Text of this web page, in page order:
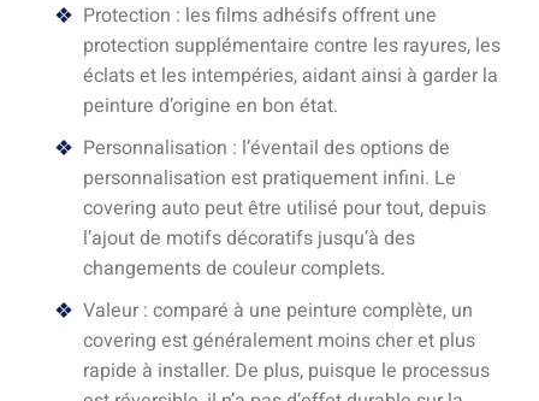
Protection : les films adhésifs offrent une
protection supplémentaire contre les rayures, les
éclats et les intempéries, aidant ainsi à garder la
peinture d’origine en bon état.
Personnalisation : l’éventail des options de
personnalisation est pratiquement infini. Le
covering auto peut être utilisé pour tout, depuis
l’ajout de motifs décoratifs jusqu’à des
changements de couleur complets.
Valeur : comparé à une peinture complète, un
covering est généralement moins cher et plus
rapide à installer. De plus, puisque le processus